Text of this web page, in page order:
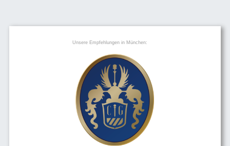
Unsere Empfehlungen in München: